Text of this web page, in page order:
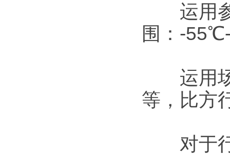
运用参
围：-
运用场
等，比方
对于行